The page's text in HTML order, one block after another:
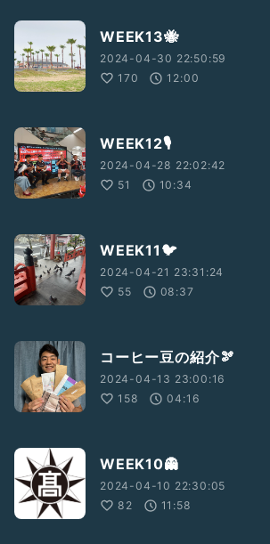
WEEK13🐝
2024-04-30 22:50:59
170
12:00
WEEK12🎙️
2024-04-28 22:02:42
51
10:34
WEEK11🐦
2024-04-21 23:31:24
55
08:37
コーヒー豆の紹介🫘
2024-04-13 23:00:16
158
04:16
WEEK10👻
2024-04-10 22:30:05
82
11:58